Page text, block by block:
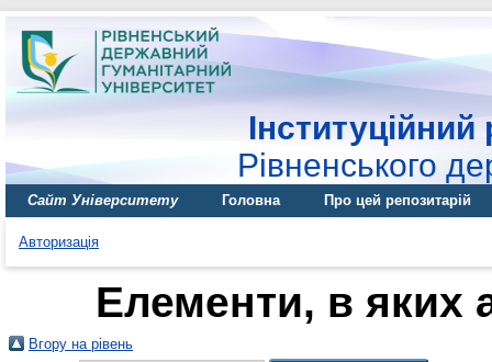
Інституційний
Рівненського
Сайт Університету Головна Про цей репозитарій
Авторизація
Елементи, в яких
Вгору на рівень